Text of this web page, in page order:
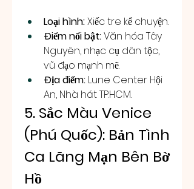
Loại hình: Xiếc tre kể chuyện.
Điểm nổi bật: Văn hóa Tây
Nguyên, nhạc cụ dân tộc,
vũ đạo mạnh mẽ.
Địa điểm: Lune Center Hội
An, Nhà hát TP.HCM.
5. Sắc Màu Venice
(Phú Quốc): Bản Tình
Ca Lãng Mạn Bên Bờ
Hồ